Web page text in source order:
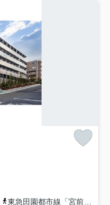
東急田園都市線「宮前平」駅 徒歩12分